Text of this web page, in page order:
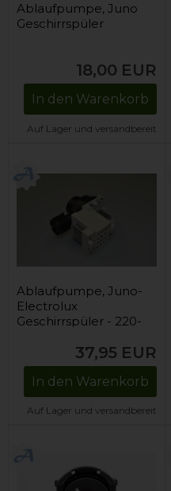
Ablaufpumpe, Juno
Geschirrspüler
18,00 EUR
In den Warenkorb
Auf Lager und versandbereit
Ablaufpumpe, Juno-
Electrolux
Geschirrspüler - 220-
37,95 EUR
In den Warenkorb
Auf Lager und versandbereit